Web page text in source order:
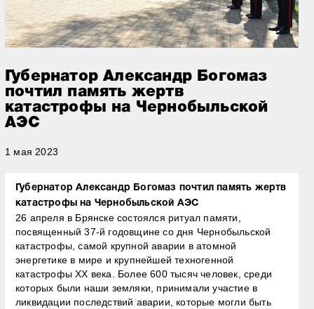
Губернатор Александр Богомаз
почтил память жертв
катастрофы на Чернобыльской
АЭС
1 мая 2023
Губернатор Александр Богомаз почтил память жертв
катастрофы на Чернобыльской АЭС
26 апреля в Брянске состоялся ритуал памяти,
посвященный 37-й годовщине со дня Чернобыльской
катастрофы, самой крупной аварии в атомной
энергетике в мире и крупнейшей техногенной
катастрофы XX века. Более 600 тысяч человек, среди
которых были наши земляки, принимали участие в
ликвидации последствий аварии, которые могли быть